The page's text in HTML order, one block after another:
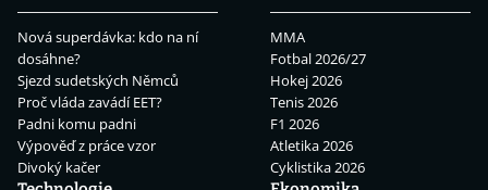
Nová superdávka: kdo na ní
dosáhne?
Sjezd sudetských Němců
Proč vláda zavádí EET?
Padni komu padni
Výpověď z práce vzor
Divoký kačer
MMA
Fotbal 2026/27
Hokej 2026
Tenis 2026
F1 2026
Atletika 2026
Cyklistika 2026